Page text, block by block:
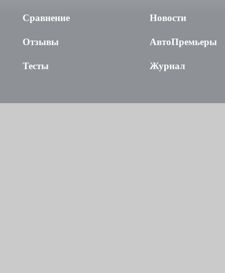
Сравнение
Отзывы
Тесты
Новости
АвтоПремьеры
Журнал